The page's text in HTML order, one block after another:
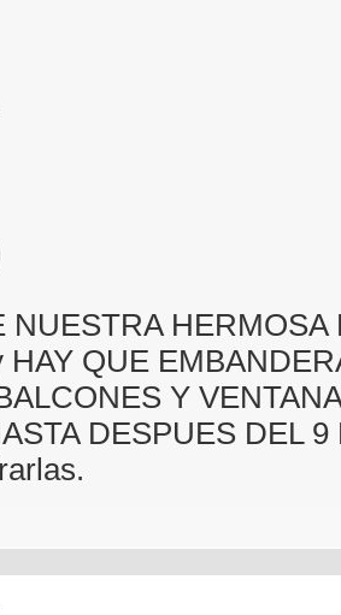
NUESTRA HERMOSA
HAY QUE
Y
DESPUES DEL 9